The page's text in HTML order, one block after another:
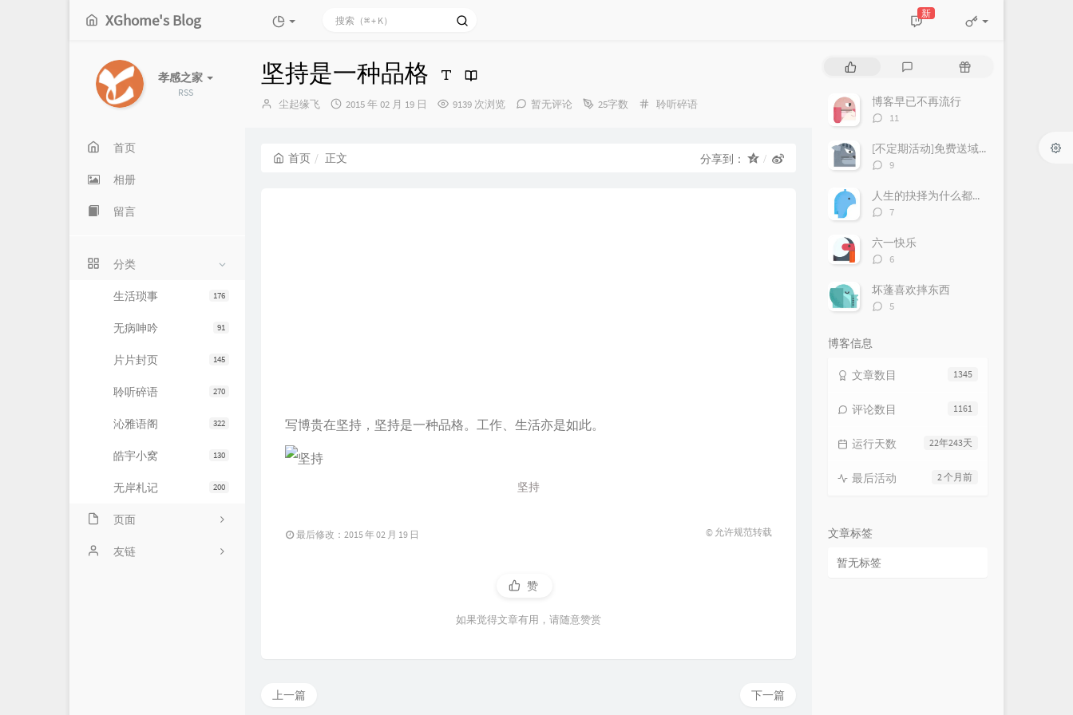
XGhome's Blog 新
孝感之家
RSS
首页
相册
留言
分类
176
生活琐事
91
无病呻吟
145
片片封页
270
聆听碎语
322
沁雅语阁
130
皓宇小窝
200
无岸札记
页面
友情链接
友链
坚持是一种品格
博
尘起缘飞
发
2015 年 02 月 19 日 9139 次浏览 暂无评论 25字数
分
聆听碎语
首页 正文 分享到：
写博贵在坚持，坚持是一种品格。工作、生活亦是如此。
坚持
最后修改：2015 年 02 月 19 日 © 允许规范转载
赞
如果觉得文章有用，请随意赞赏
下一篇
上一篇
评
随
博客早已不再流行
评
数：
11
[不定期活动]免费送域名或空间
评
数：
9
人生的抉择为什么都这么让人无奈？
评
数：
7
六一快乐
评
数：
6
坏蓬喜欢摔东西
评
5
博客信息
1345
文章数目
1161
评论数目
22年243天
运行天数
2 个月前
最后活动
文章标签
暂无标签